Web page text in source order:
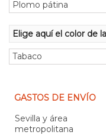
Elige aquí el color de
GASTOS DE ENVÍO
Sevilla y área
metropolitana